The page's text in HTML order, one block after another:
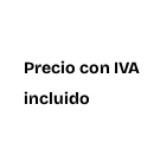
Precio con IVA
incluido